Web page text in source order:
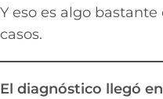
Y eso es algo
casos.
El diagnóstico llegó